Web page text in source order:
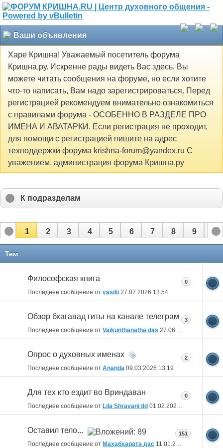
Ваши объявления
Харе Кришна! Уважаемый посетитель форума
Кришна.ру. Искренне рады видеть Вас здесь. Вы
можете читать сообщения на форуме, но если хотите
что-то написать, Вам надо зарегистрироваться. Перед
регистрацией рекомендуем внимательно ознакомиться
с правилами форума - ОСОБЕННО В РАЗДЕЛЕ ПРО
ИМЕНА И АВАТАРКИ. Если регистрация не проходит,
для помощи с регистрацией пишите на адрес
техподдержки форума krishna-forum@yandex.ru С
уважением, администрация форума Кришна.ру
К подразделам
1 2 3 4 5 6 7 8 9 10
Тем
Философская книга
Последнее сообщение от vasilii 27.07.2026 13:54
0
Обзор бхагавад гиты на канале телеграм
Последнее сообщение от Vaikunthanatha das 27.06.2026
3
Опрос о духовных именах
Последнее сообщение от Ananda 09.03.2026 13:19
2
Для тех кто ездит во Вриндаван
Последнее сообщение от Lila Shravani dd 01.02.2026 05:00
0
Оставил тело...
Последнее сообщение от Махабхарата дас 11.01.2026
151